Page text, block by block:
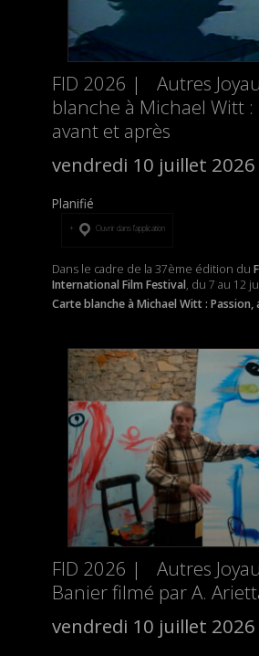
FID 2026 | Autres
blanche à Michael Witt :
avant et après
vendredi 10 juillet 2026
Planifié
Ouvrir dans l’application
Dans le cadre de la 37ème édition du
International Film Festival, du 7 au 12
Carte blanche à Michael Witt :
FID 2026 | Autres
Banier filmé par A.
vendredi 10 juillet 2026